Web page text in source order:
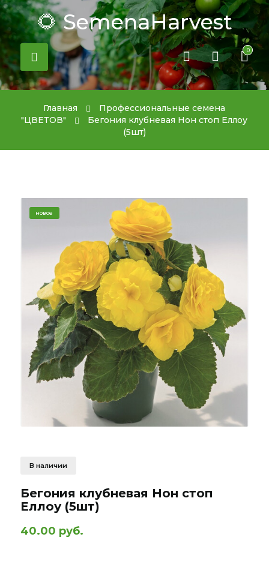
🌻 SemenaHarvest
0
Главная
Профессиональные семена
"ЦВЕТОВ"
Бегония клубневая Нон стоп Еллоу
(5шт)
новое
В наличии
Бегония клубневая Нон стоп
Еллоу (5шт)
40.00 руб.